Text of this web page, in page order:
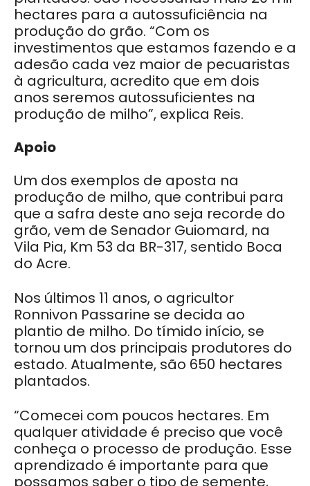
hectares para a autossuficiência na
produção do grão. “Com os
investimentos que estamos fazendo e a
adesão cada vez maior de pecuaristas
à agricultura, acredito que em dois
anos seremos autossuficientes na
produção de milho”, explica Reis.
Apoio
Um dos exemplos de aposta na
produção de milho, que contribui para
que a safra deste ano seja recorde do
grão, vem de Senador Guiomard, na
Vila Pia, Km 53 da BR-317, sentido Boca
do Acre.
Nos últimos 11 anos, o agricultor
Ronnivon Passarine se decida ao
plantio de milho. Do tímido início, se
tornou um dos principais produtores do
estado. Atualmente, são 650 hectares
plantados.
“Comecei com poucos hectares. Em
qualquer atividade é preciso que você
conheça o processo de produção. Esse
aprendizado é importante para que
possamos saber o tipo de semente,